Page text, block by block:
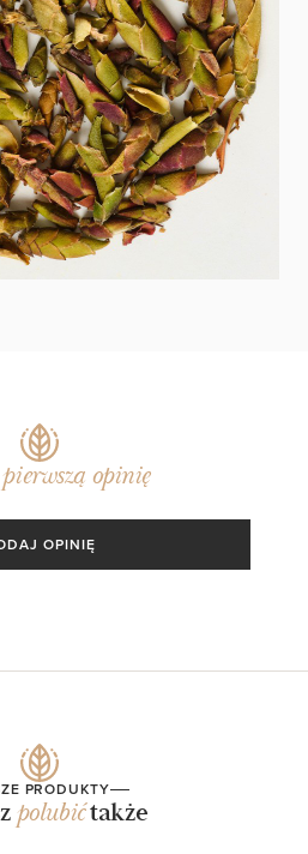
pierwszą opinię
OPINIĘ
PRODUKTY
polubićtakże